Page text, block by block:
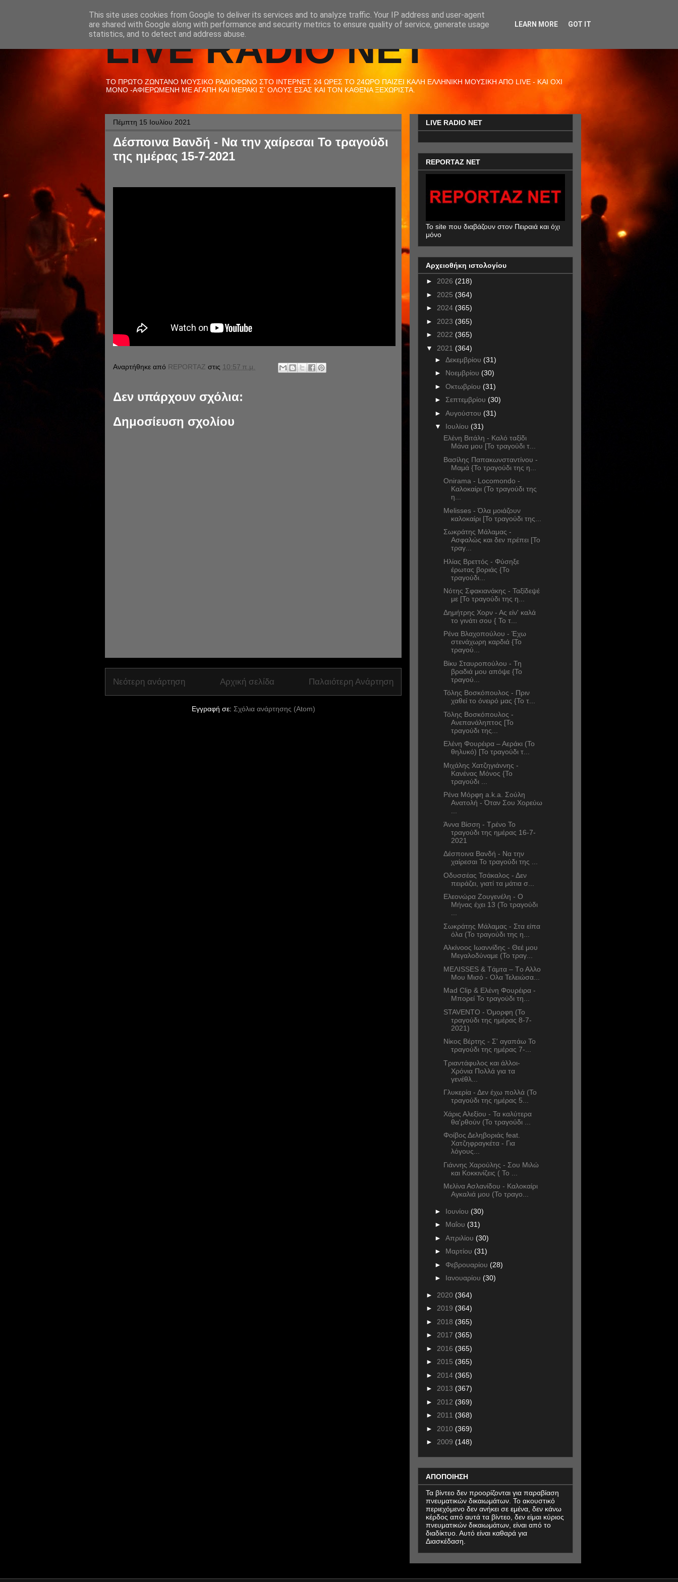
LIVE RADIO NET
ΤΟ ΠΡΩΤΟ ΖΩΝΤΑΝΟ ΜΟΥΣΙΚΟ ΡΑΔΙΟΦΩΝΟ ΣΤΟ ΙΝΤΕΡΝΕΤ. 24 ΩΡΕΣ ΤΟ 24ΩΡΟ ΠΑΙΖΕΙ ΚΑΛΗ ΕΛΛΗΝΙΚΗ ΜΟΥΣΙΚΗ ΑΠΟ LIVE - ΚΑΙ ΟΧΙ
ΜΟΝΟ -ΑΦΙΕΡΩΜΕΝΗ ΜΕ ΑΓΑΠΗ ΚΑΙ ΜΕΡΑΚΙ Σ' ΟΛΟΥΣ ΕΣΑΣ ΚΑΙ ΤΟΝ ΚΑΘΕΝΑ ΞΕΧΩΡΙΣΤΑ.
Πέμπτη 15 Ιουλίου 2021
Δέσποινα Βανδή - Να την χαίρεσαι Το τραγούδι
της ημέρας 15-7-2021
Αναρτήθηκε από REPORTAZ στις 10:57 π.μ.
Δεν υπάρχουν σχόλια:
Δημοσίευση σχολίου
Νεότερη ανάρτηση Παλαιότερη Ανάρτηση
Αρχική σελίδα
Εγγραφή σε: Σχόλια ανάρτησης (Atom)
LIVE RADIO NET
REPORTAZ NET
To site που διαβάζουν στον Πειραιά και όχι
μόνο
Αρχειοθήκη ιστολογίου
► 2026 (218)
► 2025 (364)
► 2024 (365)
► 2023 (365)
► 2022 (365)
▼ 2021 (364)
► Δεκεμβρίου (31)
► Νοεμβρίου (30)
► Οκτωβρίου (31)
► Σεπτεμβρίου (30)
► Αυγούστου (31)
▼ Ιουλίου (31)
Eλένη Βιτάλη - Καλό ταξίδι
Μάνα μου [Το τραγούδι τ...
Βασίλης Παπακωνσταντίνου -
Μαμά {Το τραγούδι της η...
Onirama - Locomondo -
Καλοκαίρι (Το τραγούδι της
η...
Melisses - Όλα μοιάζουν
καλοκαίρι [Το τραγούδι της...
Σωκράτης Μάλαμας -
Ασφαλώς και δεν πρέπει [Το
τραγ...
Ηλίας Βρεττός - Φύσηξε
έρωτας βοριάς {Το
τραγούδι...
Νότης Σφακιανάκης - Ταξίδεψέ
με [Το τραγούδι της η...
Δημήτρης Χορν - Ας είν' καλά
το γινάτι σου { Το τ...
Ρένα Βλαχοπούλου - Έχω
στενάχωρη καρδιά {Το
τραγού...
Βίκυ Σταυροπούλου - Τη
βραδιά μου απόψε {Το
τραγού...
Τόλης Βοσκόπουλος - Πριν
χαθεί το όνειρό μας {Το τ...
Τόλης Βοσκόπουλος -
Ανεπανάληπτος [Το
τραγούδι της...
Ελένη Φουρέιρα – Αεράκι (To
θηλυκό) [Το τραγούδι τ...
Μιχάλης Χατζηγιάννης -
Κανένας Μόνος {Το
τραγούδι ...
Ρένα Μόρφη a.k.a. Σούλη
Ανατολή - Όταν Σου Χορεύω
Άννα Βίσση - Τρένο Το
τραγούδι της ημέρας 16-7-
2021
Δέσποινα Βανδή - Να την
χαίρεσαι Το τραγούδι της ...
Οδυσσέας Τσάκαλος - Δεν
πειράζει, γιατί τα μάτια σ...
Ελεονώρα Ζουγενέλη - Ο
Μήνας έχει 13 (Το τραγούδι
Σωκράτης Μάλαμας - Στα είπα
όλα (Το τραγούδι της η...
Αλκίνοος Ιωαννίδης - Θεέ μου
Μεγαλοδύναμε (Το τραγ...
ΜΕΛΙSSES & Tάμτα – Tο Αλλο
Μου Μισό - Ολα Τελειώσα...
Mad Clip & Ελένη Φουρέιρα -
Μπορεί Το τραγούδι τη...
STAVENTO - Όμορφη (Το
τραγούδι της ημέρας 8-7-
2021)
Νίκος Βέρτης - Σ' αγαπάω Το
τραγούδι της ημέρας 7-...
Τριαντάφυλος και άλλοι-
Χρόνια Πολλά για τα
γενέθλ...
Γλυκερία - Δεν έχω πολλά (Το
τραγούδι της ημέρας 5...
Χάρις Αλεξίου - Τα καλύτερα
θα'ρθούν (Το τραγούδι ...
Φοίβος Δεληβοριάς feat.
Χατζηφραγκέτα - Για
λόγους...
Γιάννης Χαρούλης - Σου Μιλώ
και Κοκκινίζεις ( Το ...
Μελίνα Ασλανίδου - Καλοκαίρι
Αγκαλιά μου (Το τραγο...
► Ιουνίου (30)
► Μαΐου (31)
► Απριλίου (30)
► Μαρτίου (31)
► Φεβρουαρίου (28)
► Ιανουαρίου (30)
► 2020 (364)
► 2019 (364)
► 2018 (365)
► 2017 (365)
► 2016 (365)
► 2015 (365)
► 2014 (365)
► 2013 (367)
► 2012 (369)
► 2011 (368)
► 2010 (369)
► 2009 (148)
ΑΠΟΠΟΙΗΣΗ
Τα βίντεο δεν προορίζονται για παραβίαση
πνευματικών δικαιωμάτων. Το ακουστικό
περιεχόμενο δεν ανήκει σε εμένα, δεν κάνω
κέρδος από αυτά τα βίντεο, δεν είμαι κύριος
πνευματικών δικαιωμάτων, είναι από το
διαδίκτυο. Αυτό είναι καθαρά για
Διασκέδαση.
This site uses cookies from Google to deliver its services and to analyze traffic. Your IP address and user-agent
are shared with Google along with performance and security metrics to ensure quality of service, generate usage
statistics, and to detect and address abuse.
LEARN MORE GOT IT